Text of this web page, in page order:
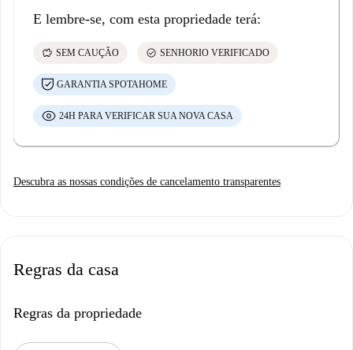
E lembre-se, com esta propriedade terá:
savings SEM CAUÇÃO check_circle SENHORIO VERIFICADO
GARANTIA SPOTAHOME
24H PARA VERIFICAR SUA NOVA CASA
Descubra as nossas condições de cancelamento transparentes
Regras da casa
Regras da propriedade